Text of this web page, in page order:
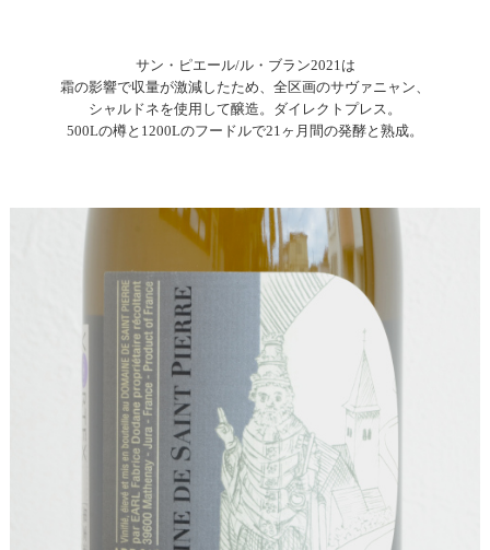
サン・ピエール/ル・ブラン2021は
霜の影響で収量が激減したため、全区画のサヴァニャン、
シャルドネを使用して醸造。ダイレクトプレス。
500Lの樽と1200Lのフードルで21ヶ月間の発酵と熟成。